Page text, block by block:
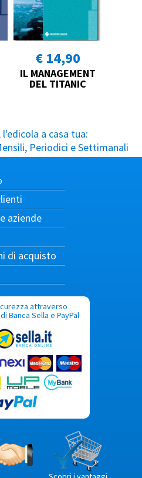
€ 14,90
IL MANAGEMENT
DEL TITANIC
a casa tua:
Periodici e Settimanali
aziende
di acquisto
attraverso
Banca Sella e PayPal